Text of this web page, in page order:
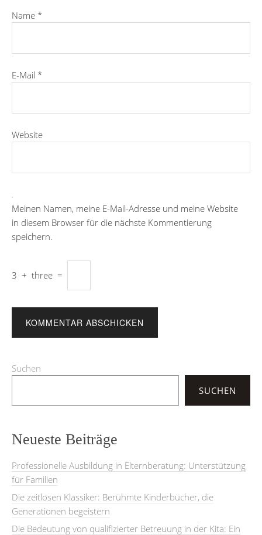
Name *
E-Mail *
Website
Meinen Namen, meine E-Mail-Adresse und meine Website
in diesem Browser für die nächste Kommentierung
speichern.
3 + three =
Suchen
SUCHEN
Neueste Beiträge
Professionelle Ausbildung in Elternberatung: Unterstützung
für Familien
Die zeitlosen Klassiker: Berühmte Kinderbücher, die
Generationen begeistern
Die Bedeutung von qualifizierter Betreuung in der Kita: Ein